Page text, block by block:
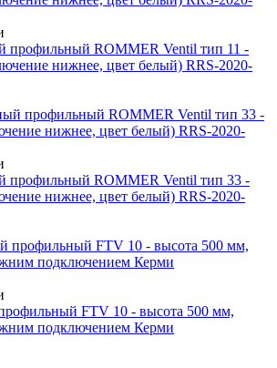
профильный ROMMER Ventil тип 11 -
нижнее, цвет белый) RRS-2020-
профильный ROMMER Ventil тип 33 -
нижнее, цвет белый) RRS-2020-
FTV 10 - высота 500 мм,
подключением Керми